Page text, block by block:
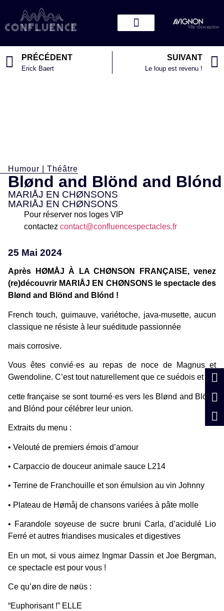
PRÉCÉDENT
Erick Baert
SUIVANT
Le loup est revenu !
Humour Théâtre
Blønd and Blönd and Blónd
MARIÅJ EN CHØNSONS
MARIÅJ EN CHØNSONS
Pour réserver nos loges VIP
contactez contact@confluencespectacles.fr
25 Mai 2024
Après HØMÅJ À LA CHØNSON FRANÇAISE, venez
(re)découvrir MARIÅJ EN CHØNSONS le spectacle des
Blønd and Blönd and Blónd !
French touch, guimauve, variétoche, java-musette, aucun
classique ne résiste à leur suéditude passionnée
mais corrosive.
Vous êtes convié·es au repas de noce de Magnus et
Gwendoline. C’est tout naturellement que ce suédois et
cette française se sont tourné·es vers les Blønd and Blönd
and Blónd pour célébrer leur union.
Extraits du menu :
• Velouté de premiers émois d’amour
• Carpaccio de douceur animale sauce L214
• Terrine de Franchouille et son émulsion au vin Johnny
• Plateau de Hømåj de chansons variées à pâte molle
• Farandole soyeuse de sucre bruni Carla, d’acidulé Lio
Ferré et autres friandises musicales et digestives
En un mot, si vous aimez Ingmar Dassin et Joe Bergman,
ce spectacle est pour vous !
Ce qu’øn dire de nøüs :
“Euphorisant !” ELLE